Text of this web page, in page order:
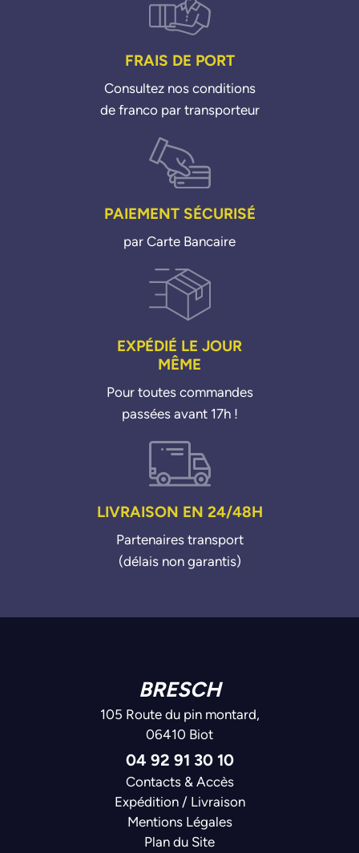
FRAIS DE PORT
Consultez nos conditions
de franco par transporteur
PAIEMENT SÉCURISÉ
par Carte Bancaire
EXPÉDIÉ LE JOUR
MÊME
Pour toutes commandes
passées avant 17h !
LIVRAISON EN 24/48H
Partenaires transport
(délais non garantis)
BRESCH
105 Route du pin montard,
06410 Biot
04 92 91 30 10
Contacts & Accès
Expédition / Livraison
Mentions Légales
Plan du Site